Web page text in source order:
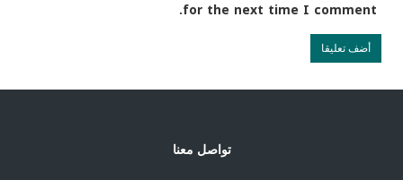
for the next time I comment.
تواصل معنا